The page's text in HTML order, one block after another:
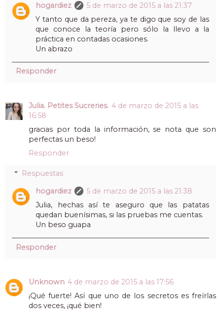
hogardiez
5 de marzo de 2015 a las 21:37
Y tanto que da pereza, ya te digo que soy de las
que conoce la teoría pero sólo la llevo a la
práctica en contadas ocasiones.
Un abrazo
Responder
Julia. Petites Sucreries. 4 de marzo de 2015 a las
16:58
gracias por toda la información, se nota que son
perfectas un beso!
Responder
Respuestas
hogardiez
5 de marzo de 2015 a las 21:38
Julia, hechas así te aseguro que las patatas
quedan buenísimas, si las pruebas me cuentas.
Un beso guapa
Responder
Unknown 4 de marzo de 2015 a las 17:56
¡Qué fuerte! Así que uno de los secretos es freírlas
dos veces, ¡qué bien!